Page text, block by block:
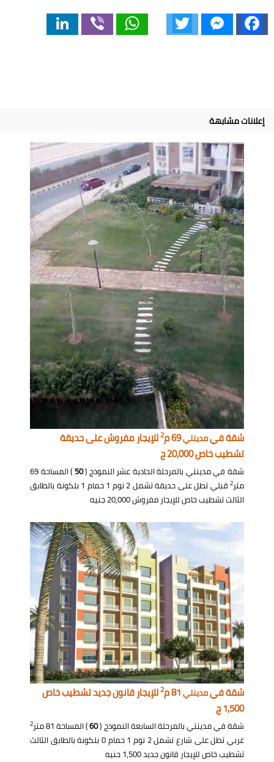
Facebook
Messenger
WhatsApp
إعلانات مشابهة
شقة فيمدينتي69 م 2للإيجار مفروش على حديقة
تشطيب خاص 20,000 ج
شقة في مدينتي بالمرحلة الحادية عشر النموذج (50
) المساحة 69
متر2
قبلي تطل على حديقة تشمل 2 نوم 1 حمام 1 بلكونة بالطابق
الثالث تشطيب خاص للإيجار مفروش 20,000 جنيه
شقة فيمدينتي 2للإيجار قانون جديد تشطيب خاص
1,500 ج
شقة في مدينتي بالمرحلة السابعة النموذج (60) المساحة 81 متر 2
غربي تطل على شارع تشمل 2 نوم 1 حمام 0 بلكونة بالطابق الثالث
تشطيب خاص للإيجار قانون جديد 1,500 جنيه